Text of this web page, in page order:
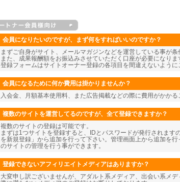
会員になりたいのですが、まず何をすればいいのですか？
まずご自身がサイト、メールマガジンなどを運営している事が条
また、成果報酬額をお振込みさせていただく口座が必要になりま
登録フォームはサイトオーナー登録の各項目を間違えないように
会員になるために何か費用は掛かりませんか？
入会金、月額基本使用料、また広告掲載などの際に費用がかかる
複数のサイトを運営してるのですが、全て登録できますか？
複数のサイトの登録は可能です。
まずは1つサイトを登録すると、IDとパスワードが発行されます
を新規登録」から追加を行って下さい。管理画面上から追加を
のサイトの管理を行う事ができます。
登録できないアフィリエイトメディアはありますか？
大変申し訳ございませんが、アダルト系メディア、出会い系メ